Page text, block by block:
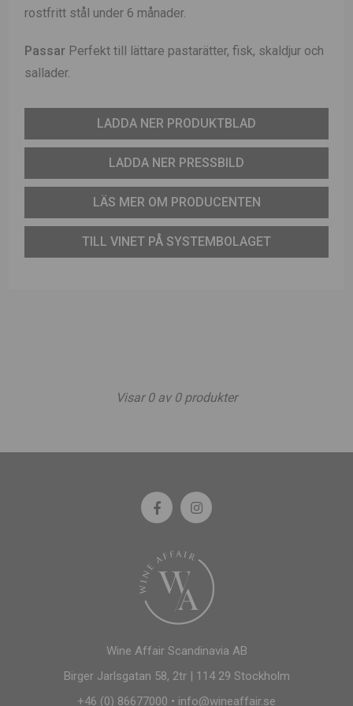
rostfritt stål under 6 månader.
Passar Perfekt till lättare pastarätter, fisk, skaldjur och
sallader.
LADDA NER PRODUKTBLAD
LADDA NER PRESSBILD
LÄS MER OM PRODUCENTEN
TILL VINET PÅ SYSTEMBOLAGET
Visar 0av 0produkter
Wine Affair Scandinavia AB
Birger Jarlsgatan 58, 2tr | 114 29 Stockholm
+46 (0) 86677000 • info@wineaffair.se